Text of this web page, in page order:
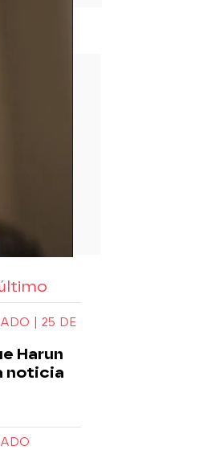
| 25 DE
Harun
noticia